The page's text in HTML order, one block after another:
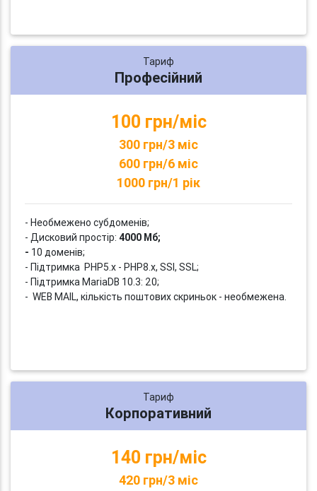
Тариф
Професійний
100 грн/міс
300 грн/3 міс
600 грн/6 міс
1000 грн/1 рік
- Необмежено субдоменів;
- Дисковий простір: 4000 Мб;
- 10 доменів;
- Підтримка PHP5.x - PHP8.x, SSI, SSL;
- Підтримка MariaDB 10.3: 20;
- WEB MAIL, кількість поштових скриньок - необмежена.
Тариф
Корпоративний
140 грн/міс
420 грн/3 міс